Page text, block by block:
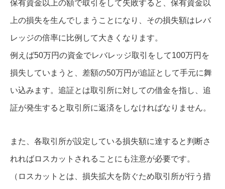
保有資金以上の額で取引をして失敗すると、保有資金以
上の損失を生んでしまうことになり、その損失額はレバ
レッジの倍率に比例して大きくなります。
例えば50万円の資金でレバレッジ取引をして100万円を
損失していまうと、差額の50万円が追証として手元に舞
い込みます。追証とは取引所に対しての借金を指し、追
証が発生すると取引所に返済をしなければなりません。
また、各取引所が設定している損失額に達すると判断さ
れればロスカットされることにも注意が必要です。
（ロスカットとは、損失拡大を防ぐため取引所が行う措